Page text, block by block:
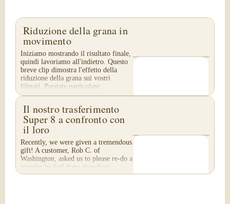
Riduzione della grana in
movimento
Iniziamo mostrando il risultato finale,
quindi lavoriamo all'indietro. Questo
breve clip dimostra l'effetto della
riduzione della grana sui vostri
filmati. Prestate particolare
attenzione...
Il nostro trasferimento
Super 8 a confronto con
il loro
Recently, we were given a tremendous
gift! A customer, Rob C. of
Washington, asked us to please re-do a
transfer he had done elsewhere,
because he was disappointed with